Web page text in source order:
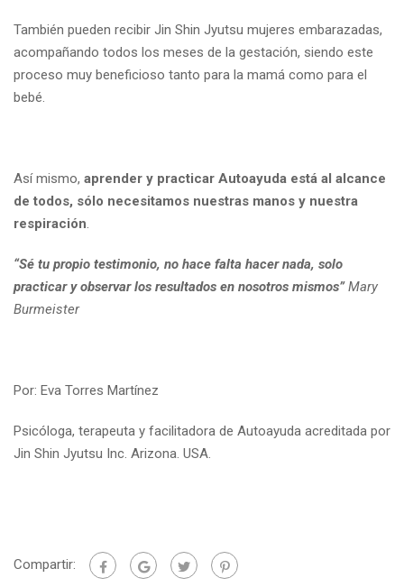
También pueden recibir Jin Shin Jyutsu mujeres embarazadas,
acompañando todos los meses de la gestación, siendo este
proceso muy beneficioso tanto para la mamá como para el
bebé.
Así mismo, aprender y practicar Autoayuda está al alcance
de todos, sólo necesitamos nuestras manos y nuestra
respiración.
“Sé tu propio testimonio, no hace falta hacer nada, solo
practicar y observar los resultados en nosotros mismos”Mary
Burmeister
Por: Eva Torres Martínez
Psicóloga, terapeuta y facilitadora de Autoayuda acreditada por
Jin Shin Jyutsu Inc. Arizona. USA.
Compartir: